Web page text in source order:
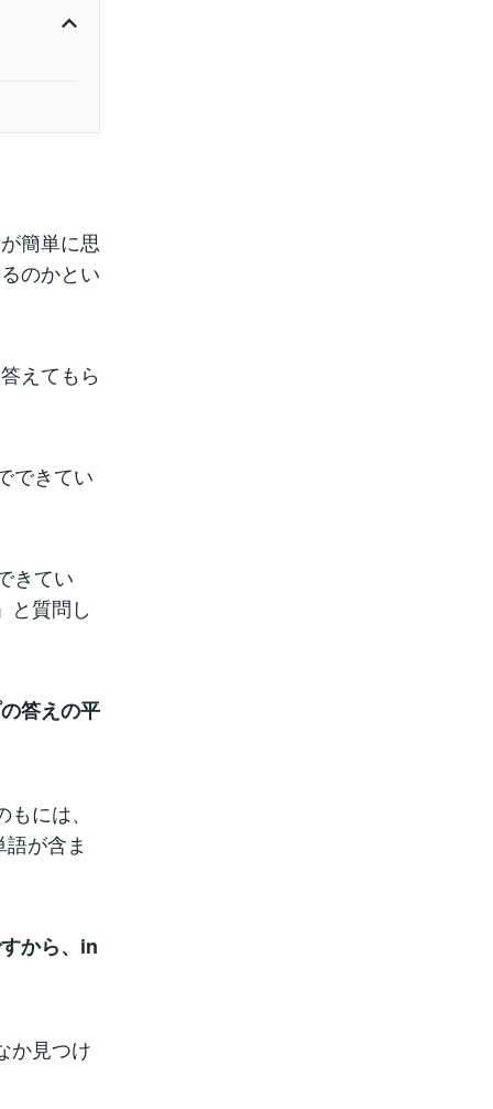
簡単に思
のかとい
えてもら
できてい
きてい
と質問し
答えの平
には、
が含ま
から、in
か見つけ